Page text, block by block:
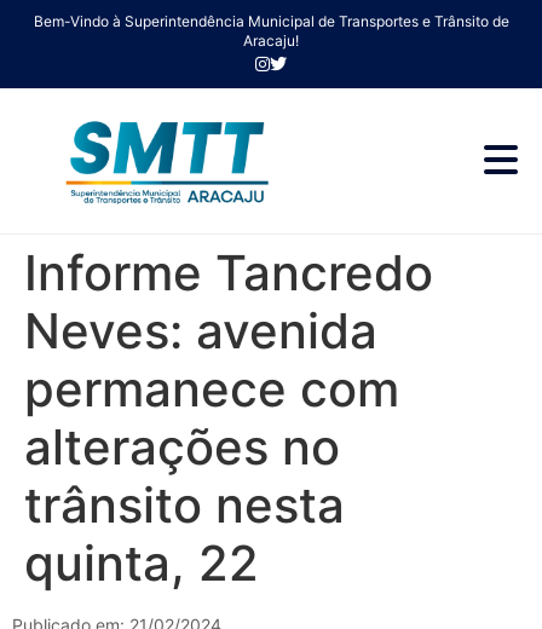
Bem-Vindo à Superintendência Municipal de Transportes e Trânsito de
Aracaju!
Informe Tancredo
Neves: avenida
permanece com
alterações no
trânsito nesta
quinta, 22
Publicado em: 21/02/2024